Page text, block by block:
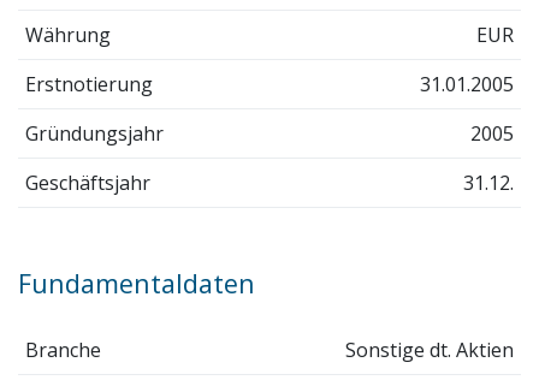
Währung
EUR
Erstnotierung
31.01.2005
Gründungsjahr
2005
Geschäftsjahr
31.12.
Fundamentaldaten
Branche
Sonstige dt. Aktien